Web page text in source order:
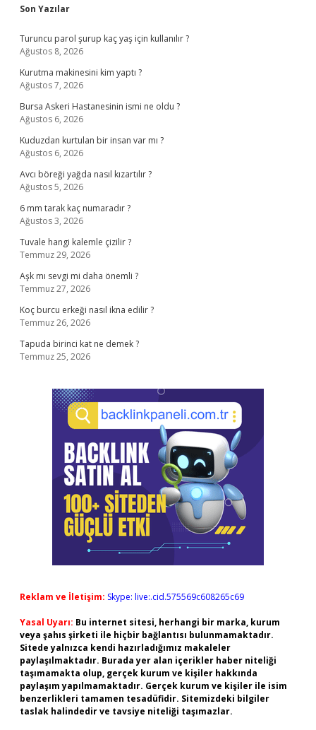
Sidebar
Son Yazılar
Turuncu parol şurup kaç yaş için kullanılır ?
Ağustos 8, 2026
Kurutma makinesini kim yaptı ?
Ağustos 7, 2026
Bursa Askeri Hastanesinin ismi ne oldu ?
Ağustos 6, 2026
Kuduzdan kurtulan bir insan var mı ?
Ağustos 6, 2026
Avcı böreği yağda nasıl kızartılır ?
Ağustos 5, 2026
6 mm tarak kaç numaradır ?
Ağustos 3, 2026
Tuvale hangi kalemle çizilir ?
Temmuz 29, 2026
Aşk mı sevgi mi daha önemli ?
Temmuz 27, 2026
Koç burcu erkeği nasıl ikna edilir ?
Temmuz 26, 2026
Tapuda birinci kat ne demek ?
Temmuz 25, 2026
Reklam ve İletişim: Skype: live:.cid.575569c608265c69
Yasal Uyarı: Bu internet sitesi, herhangi bir marka, kurum
veya şahıs şirketi ile hiçbir bağlantısı bulunmamaktadır.
Sitede yalnızca kendi hazırladığımız makaleler
paylaşılmaktadır. Burada yer alan içerikler haber niteliği
taşımamakta olup, gerçek kurum ve kişiler hakkında
paylaşım yapılmamaktadır. Gerçek kurum ve kişiler ile isim
benzerlikleri tamamen tesadüfidir. Sitemizdeki bilgiler
taslak halindedir ve tavsiye niteliği taşımazlar.